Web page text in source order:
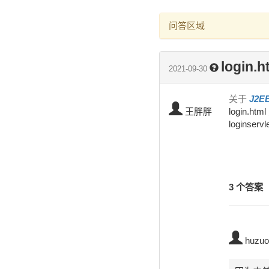
问答区域
2021-09-30
王胖胖
关于
3 个答案